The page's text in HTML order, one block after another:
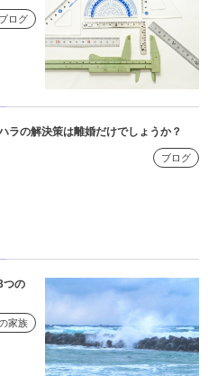
ブログ
ラの解決策は離婚だけでしょうか？
ブログ
つの
家族